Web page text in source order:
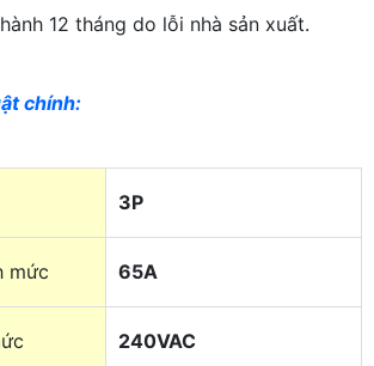
12 tháng do lỗi nhà sản xuất.
chính:
3P
mức 65A
240VAC